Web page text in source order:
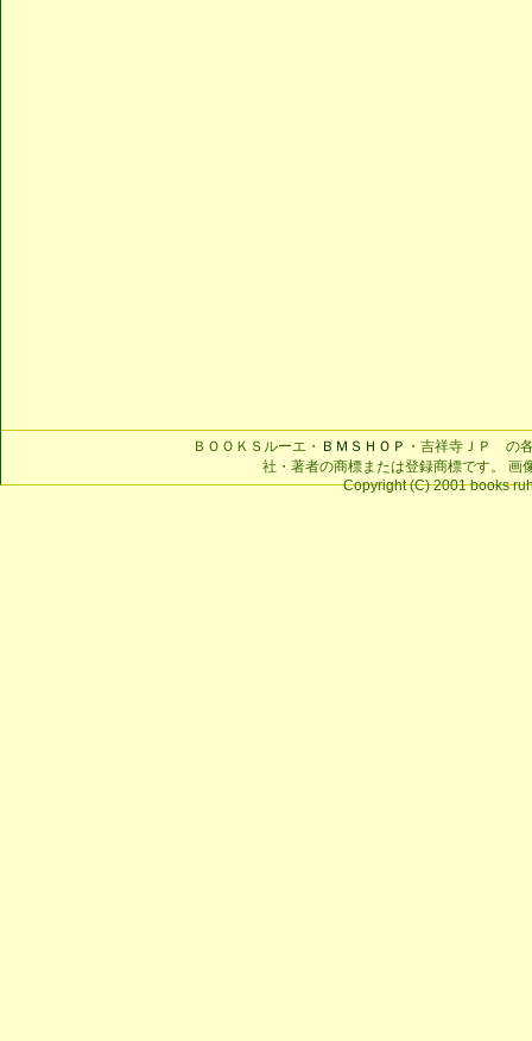
ＢＯＯＫＳルーエ・ ＢＭＳＨＯＰ ・吉祥寺ＪＰ の
社・著者の商標または登録商標です。 画
Copyright (C) 2001 books